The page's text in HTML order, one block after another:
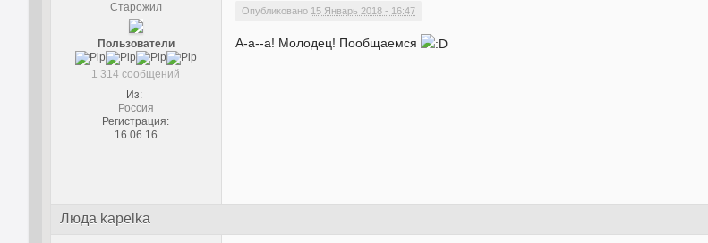
Старожил
Пользователи
1 314 сообщений
Из:
Россия
Регистрация:
16.06.16
Опубликовано 15 Январь 2018 - 16:47
А-а--а! Молодец! Пообщаемся
Люда kapelka